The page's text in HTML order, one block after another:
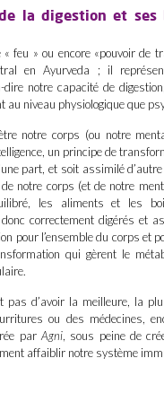
la digestion et
feu » ou encore «pouvoir de
en Ayurveda ; il
dire notre capacité de
au niveau physiologique que
notre corps (ou notre
un principe de
part, et soit assimilé
notre corps (et de notre
les aliments et les
correctement digérés et
pour l’ensemble du corps et
qui gèrent le
pas d’avoir la meilleure, la
ou des médecines,
parAgni , sous peine de
affaiblir notre système